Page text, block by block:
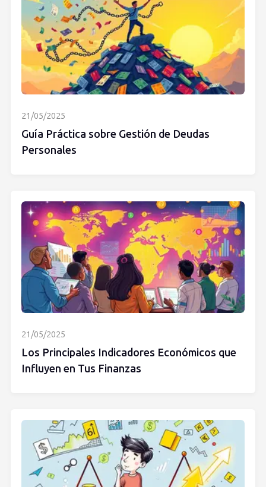
21/05/2025
Guía Práctica sobre Gestión de Deudas
Personales
21/05/2025
Los Principales Indicadores Económicos que
Influyen en Tus Finanzas